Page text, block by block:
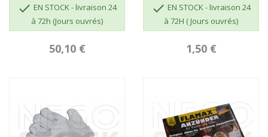
 EN STOCK - livraison 24
à 72h (Jours ouvrés)
50,10 €
 EN STOCK - livraison 24
à 72H ( Jours ouvrés)
1,50 €